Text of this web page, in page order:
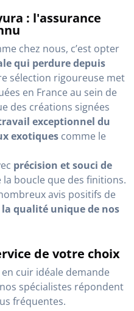
: l'assurance
chez nous, c’est opter
qui perdure depuis
sélection rigoureuse met
en France au sein de
des créations signées
exceptionnel du
exotiques comme le
précision et souci de
la boucle que des finitions.
avis positifs de
qualité unique de nos
de votre choix
cuir idéale demande
spécialistes répondent
fréquentes.